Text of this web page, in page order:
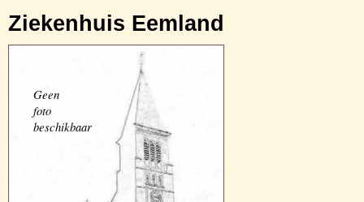
Ziekenhuis Eemland
Geen
foto
beschikbaar